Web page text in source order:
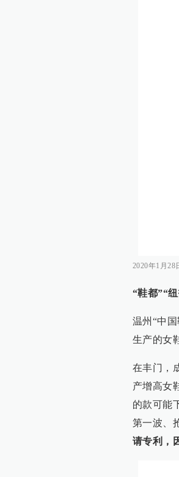
2020年1月
“鞋都”“
温州“中
生产的女
在丰门，
产增高女
的款可能
第一波、
请专利，